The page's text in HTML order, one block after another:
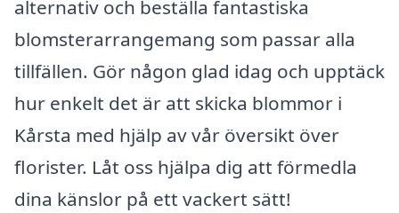
alternativ och beställa fantastiska
blomsterarrangemang som passar alla
tillfällen. Gör någon glad idag och upptäck
hur enkelt det är att skicka blommor i
Kårsta med hjälp av vår översikt över
florister. Låt oss hjälpa dig att förmedla
dina känslor på ett vackert sätt!